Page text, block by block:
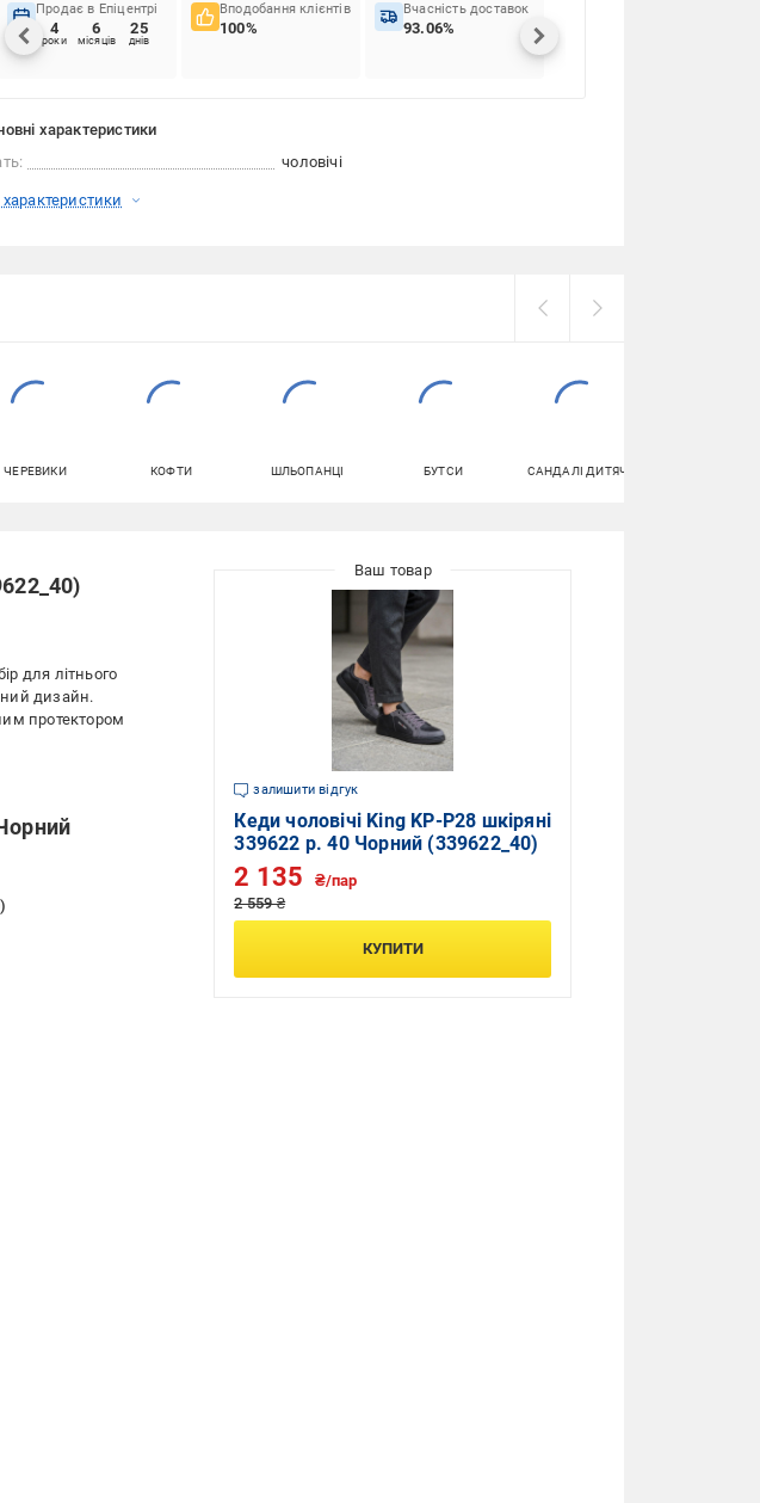
Продає в Епіцентрі
4
роки
6
місяців
25
днів
Вподобання клієнтів
100%
Вчасність доставок
93.06%
характеристики
чоловічі
характеристики
ЧЕРЕВИКИ КОФТИ ШЛЬОПАНЦІ БУТСИ САНДАЛІ ДИТЯЧІ
для літнього
дизайн.
протектором
залишити відгук
Кеди чоловічі King KP-P28 шкіряні
339622 р. 40 Чорний (339622_40)
2 559 ₴
2 135 ₴/пар
КУПИТИ